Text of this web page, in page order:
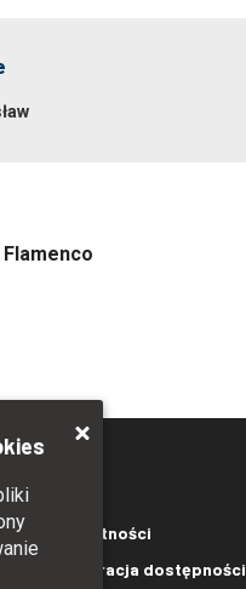
prywatności
Deklaracja dostępności